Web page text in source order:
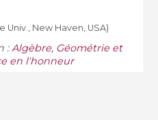
Univ., New Haven, USA)
:Algèbre, Géométrie et
en l'honneur